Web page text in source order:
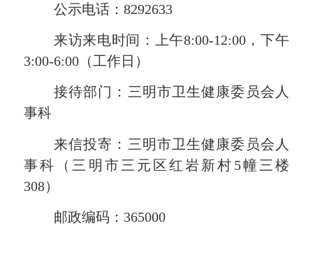
公示电话： 8292633
来访来电时间： 上午8:00-12:00，下午
3:00-6:00 （工作日）
接待部门：三明市卫生健康委员会人
事科
来信投寄：三明市卫生健康委员会人
事科
（三明市三元区红岩新村 5幢三楼
308）
邮政编码： 365000